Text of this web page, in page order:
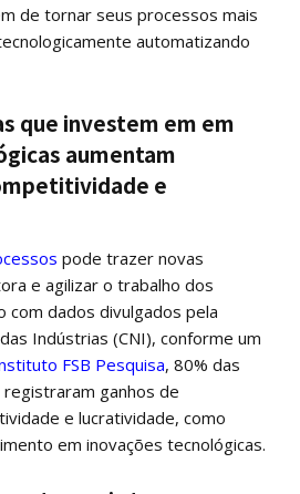
de tornar seus processos mais
automatizando
que investem em em
aumentam
e
pode trazer novas
e agilizar o trabalho dos
com dados divulgados pela
Indústrias (CNI), conforme um
FSB Pesquisa, 80% das
ganhos de
e lucratividade, como
em inovações tecnológicas.